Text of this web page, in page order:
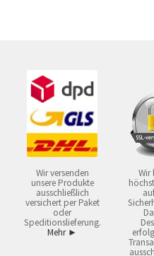
Wir versenden
unsere Produkte
ausschließlich
versichert per Paket
oder
Speditionslieferung.
Mehr ►
Wir